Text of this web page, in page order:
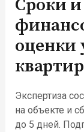
Сроки и
оценки
Экспертиза
на объекте и
до 5 дней.